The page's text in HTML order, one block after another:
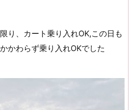
り、カート乗り入れOK,この日も
かわらず乗り入れOKでした